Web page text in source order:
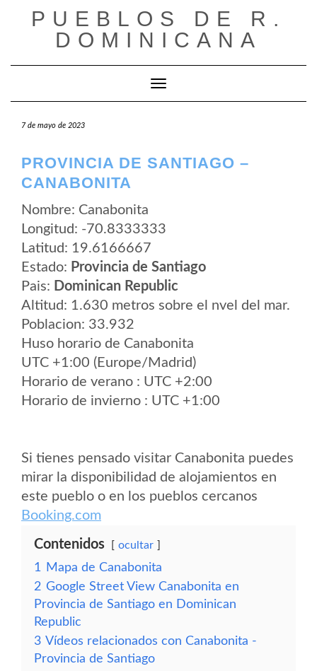
PUEBLOS DE R.
DOMINICANA
Cambiar modo de navegación
7 de mayo de 2023
PROVINCIA DE SANTIAGO –
CANABONITA
Nombre: Canabonita
Longitud: -70.8333333
Latitud: 19.6166667
Estado: Provincia de Santiago
Pais: Dominican Republic
Altitud: 1.630 metros sobre el nvel del mar.
Poblacion: 33.932
Huso horario de Canabonita
UTC +1:00 (Europe/Madrid)
Horario de verano : UTC +2:00
Horario de invierno : UTC +1:00
Si tienes pensado visitar Canabonita puedes
mirar la disponibilidad de alojamientos en
este pueblo o en los pueblos cercanos
Booking.com
Contenidos ocultar
1
Mapa de Canabonita
2 Google Street View Canabonita en
Provincia de Santiago en Dominican
Republic
3 Vídeos relacionados con Canabonita -
Provincia de Santiago